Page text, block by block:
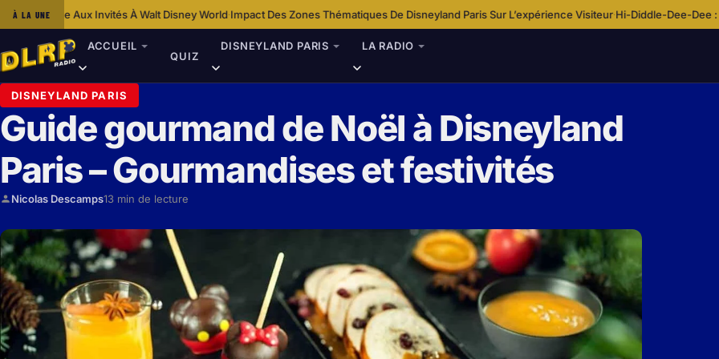
À LA UNE
À Walt Disney World·Impact Des Zones Thématiques De Disneyland Paris Sur L’expérience Visiteur ·Hi-Diddle-Dee-Dee : Une chanson au
ACCUEIL
QUIZ
DISNEYLAND PARIS LA RADIO
DISNEYLAND PARIS
Guide gourmand de Noël à Disneyland
Paris – Gourmandises et festivités
Nicolas Descamps13 min de lecture